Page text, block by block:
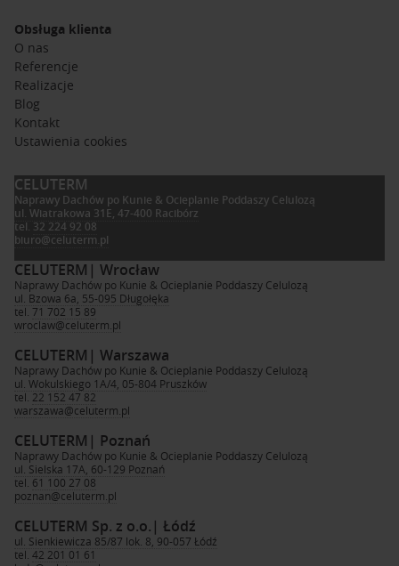
Obsługa klienta
O nas
Referencje
Realizacje
Blog
Kontakt
Ustawienia cookies
CELUTERM
Naprawy Dachów po Kunie & Ocieplanie Poddaszy Celulozą
ul. Wiatrakowa 31E, 47-400 Racibórz
tel. 32 224 92 08
biuro@celuterm.pl
CELUTERM
Naprawy Dachów po Kunie & Ocieplanie Poddaszy Celulozą
| Wrocław
ul. Bzowa 6a, 55-095 Długołęka
tel. 71 702 15 89
wroclaw@celuterm.pl
CELUTERM
Naprawy Dachów po Kunie & Ocieplanie Poddaszy Celulozą
| Warszawa
ul. Wokulskiego 1A/4, 05-804 Pruszków
tel. 22 152 47 82
warszawa@celuterm.pl
CELUTERM
Naprawy Dachów po Kunie & Ocieplanie Poddaszy Celulozą
| Poznań
ul. Sielska 17A, 60-129 Poznań
tel. 61 100 27 08
poznan@celuterm.pl
CELUTERM Sp. z o.o. | Łódź
ul. Sienkiewicza 85/87 lok. 8, 90-057 Łódź
tel. 42 201 01 61